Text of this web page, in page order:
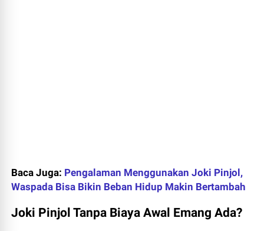
Baca Juga: Pengalaman Menggunakan Joki Pinjol,
Waspada Bisa Bikin Beban Hidup Makin Bertambah
Joki Pinjol Tanpa Biaya Awal Emang Ada?